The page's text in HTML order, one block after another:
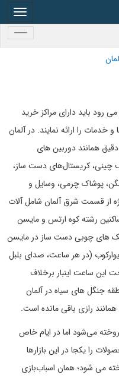
رود باید دارای مراکز خرید
خدمات را ارائه نمایند. در آلمان
همانند دوربین های
کریستال‌های دست ساز،
پوشاک چرمی، وسایل و
از قسمت شرق آلمان شامل آلات
رشته کوه ارتس و مایسن
های چوبی دست ساز در مایسن
(در هر ساعت، صدای بلبل
این ساعت اینبار برخلاف
جنگل های سیاه در آلمان
رازی باقی مانده است.
می‌شود اما در ایام خاص
را یکجا در این بازارها
می شود؛ همان اسباب‌بازی